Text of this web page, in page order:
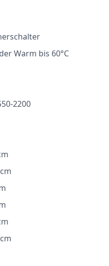
Warm bis 60°C
2200